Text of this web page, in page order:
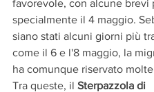
favorevole, con alcune brevi
specialmente il 4 maggio.
siano stati alcuni giorni più
come il 6 e l'8 maggio, la
ha comunque riservato
Tra queste, il Sterpazzola di